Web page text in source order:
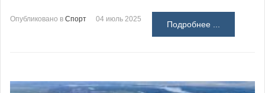
Опубликовано в Спорт 04 июль 2025
Подробнее ...